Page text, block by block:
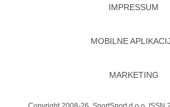
IMPRESSUM
MOBILNE
MARKETING